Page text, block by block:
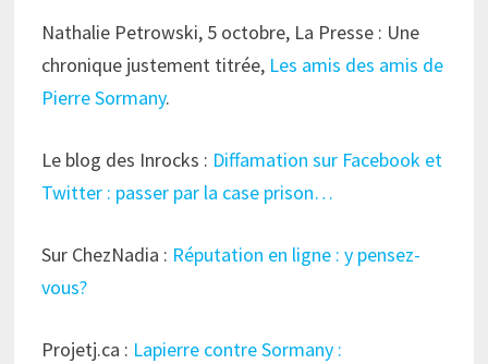
Nathalie Petrowski, 5 octobre, La Presse : Une
chronique justement titrée, Les amis des amis de
Pierre Sormany.
Le blog des Inrocks : Diffamation sur Facebook et
Twitter : passer par la case prison…
Sur ChezNadia : Réputation en ligne : y pensez-
vous?
Projetj.ca : Lapierre contre Sormany :